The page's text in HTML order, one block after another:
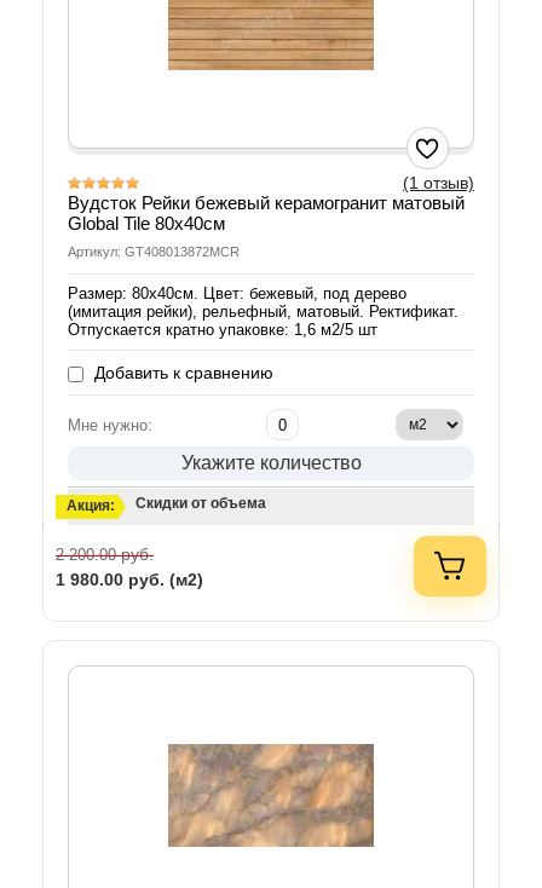
(1 отзыв)
Вудсток Рейки бежевый керамогранит матовый
Global Tile 80х40см
Артикул: GT408013872MCR
Размер: 80х40см. Цвет: бежевый, под дерево
(имитация рейки), рельефный, матовый. Ректификат.
Отпускается кратно упаковке: 1,6 м2/5 шт
Добавить к сравнению
Мне нужно:
Укажите количество
Акция: Скидки от объема
2 200.00руб.
1 980.00 руб. (м2)